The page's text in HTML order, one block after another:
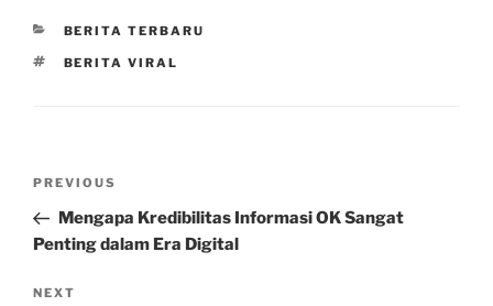
CATEGORIES
BERITA TERBARU
TAGS
BERITA VIRAL
Previous
Post
PREVIOUS
Mengapa Kredibilitas Informasi OK Sangat
Penting dalam Era Digital
Next
NEXT